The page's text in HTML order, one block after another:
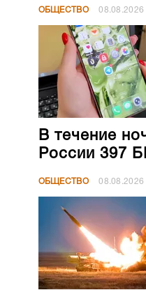
ОБЩЕСТВО 08.08.2026
В течение
России 397
ОБЩЕСТВО 08.08.2026